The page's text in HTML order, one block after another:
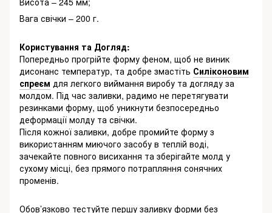
Вага свічки – 200 г.
Користування та Догляд:
Попередньо прогрійте форму феном, щоб не виник
дисонанс температур, та добре змастіть Силіконовим
спреєм для легкого виймання виробу та догляду за
молдом. Під час заливки, радимо не перетягувати
резинками форму, щоб уникнути безпосередньо
деформації молду та свічки.
Після кожної заливки, добре промийте форму з
використанням миючого засобу в теплій воді,
зачекайте повного висихання та зберігайте молд у
сухому місці, без прямого потрапляння сонячних
променів.
Обов’язково тестуйте першу заливку форми без